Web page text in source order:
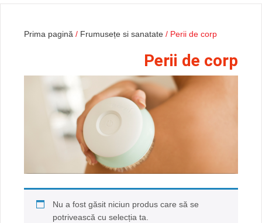
Prima pagină / Frumusețe si sanatate / Perii de corp
Perii de corp
Nu a fost găsit niciun produs care să se
potrivească cu selecția ta.